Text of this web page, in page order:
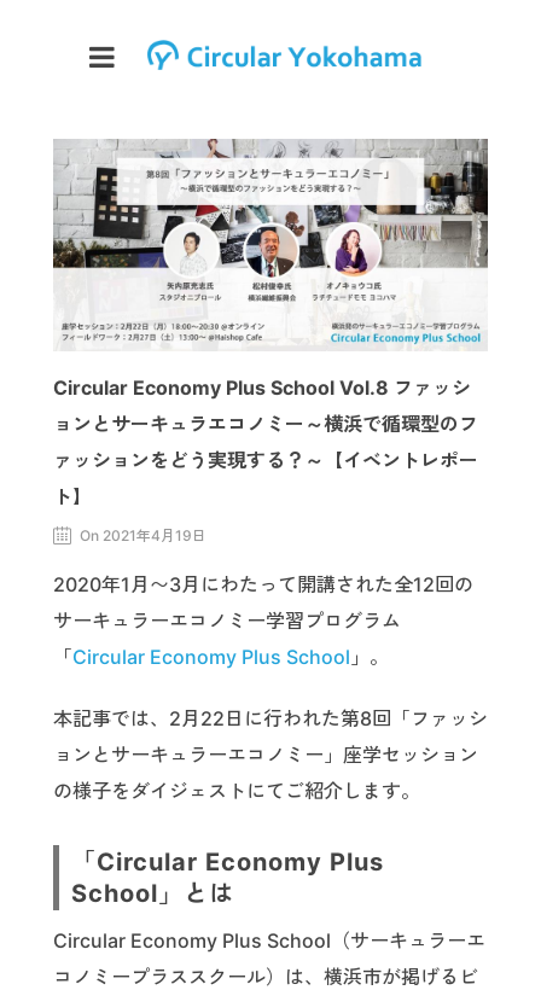
Circular Economy Plus School Vol.8 ファッシ
ョンとサーキュラエコノミー～横浜で循環型のフ
ァッションをどう実現する？～【イベントレポー
ト】
On 2021年4月19日
2020年1月〜3月にわたって開講された全12回の
サーキュラーエコノミー学習プログラム
「Circular Economy Plus School 」。
本記事では、2月22日に行われた第8回「ファッシ
ョンとサーキュラーエコノミー」座学セッション
の様子をダイジェストにてご紹介します。
「Circular Economy Plus
School」とは
Circular Economy Plus School（サーキュラーエ
コノミープラススクール）は、横浜市が掲げるビ